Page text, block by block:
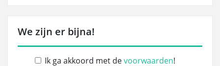
We zijn er bijna!
Ik ga akkoord met devoorwaarden!